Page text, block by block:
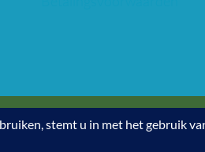
81a 6717HM Ede. | Tel: 0318-